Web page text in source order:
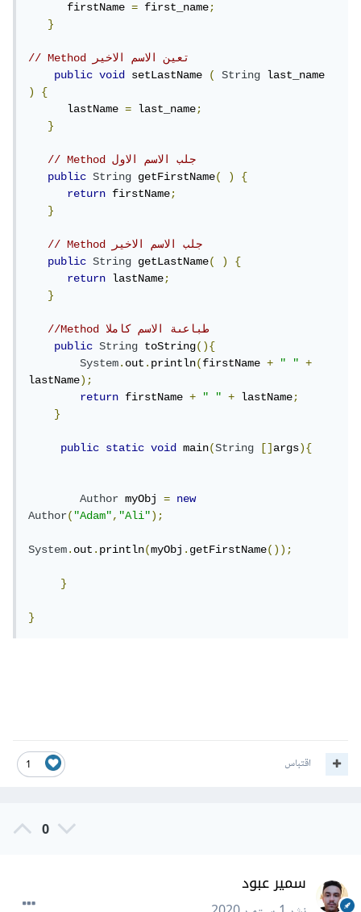
      firstName
= first_name;
}
// Method تعين الاسم الاخير
public
void setLastName ( String
)
{
      lastName
= last_name;
}
// Method جلب الاسم الاول
public
String getFirstName( )
{
return firstName;
}
// Method جلب الاسم الاخير
public
String getLastName( )
{
return lastName;
}
//Method طباعىة الاسم كاملا
public
String toString(){
System.out.println(firstName + " "
+
lastName);
return firstName + " " + lastName;
}
public static void main(String []args){
Author myObj =
new
Author("Adam","Ali");
System.out.println(myObj.getFirstName());
}
}
1 اقتباس
0
سمير عبود